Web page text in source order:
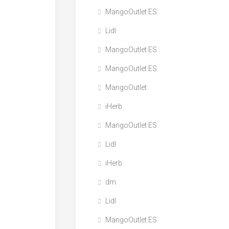
MangoOutlet ES
Lidl
MangoOutlet ES
MangoOutlet ES
MangoOutlet
iHerb
MangoOutlet ES
Lidl
iHerb
dm
Lidl
MangoOutlet ES